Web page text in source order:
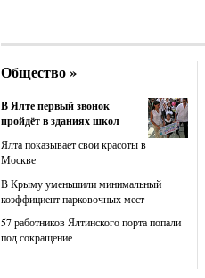
Общество »
В Ялте первый звонок
пройдёт в зданиях школ
Ялта показывает свои красоты в
Москве
В Крыму уменьшили минимальный
коэффициент парковочных мест
57 работников Ялтинского порта попали
под сокращение